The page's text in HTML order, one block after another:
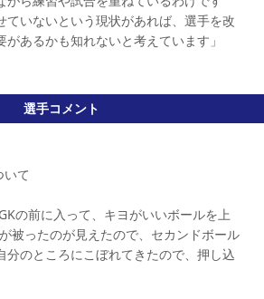
ていないという現状があれば、選手を改
あるかも知れないと考えています」
選手コメント
いて
の前に入って、キヨがいいボールを上
被ったのが見えたので、セカンドボール
分のところにこぼれてきたので、押し込